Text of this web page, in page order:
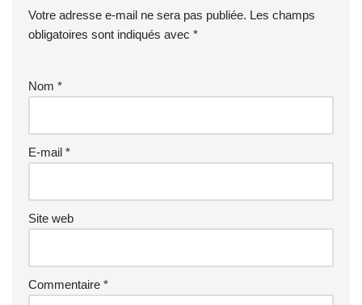
Votre adresse e-mail ne sera pas publiée. Les champs
obligatoires sont indiqués avec *
Nom *
E-mail *
Site web
Commentaire *